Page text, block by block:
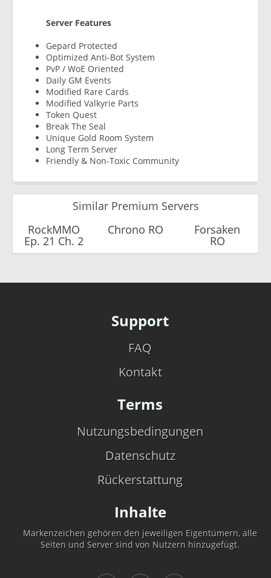
Server Features
Gepard Protected
Optimized Anti-Bot System
PvP / WoE Oriented
Daily GM Events
Modified Rare Cards
Modified Valkyrie Parts
Token Quest
Break The Seal
Unique Gold Room System
Long Term Server
Friendly & Non-Toxic Community
Similar Premium Servers
RockMMO
Ep. 21 Ch. 2
Chrono RO Forsaken
RO
Support
FAQ
Kontakt
Terms
Nutzungsbedingungen
Datenschutz
Rückerstattung
Inhalte
Markenzeichen gehören den jeweiligen Eigentümern, alle
Seiten und Server sind von Nutzern hinzugefügt.